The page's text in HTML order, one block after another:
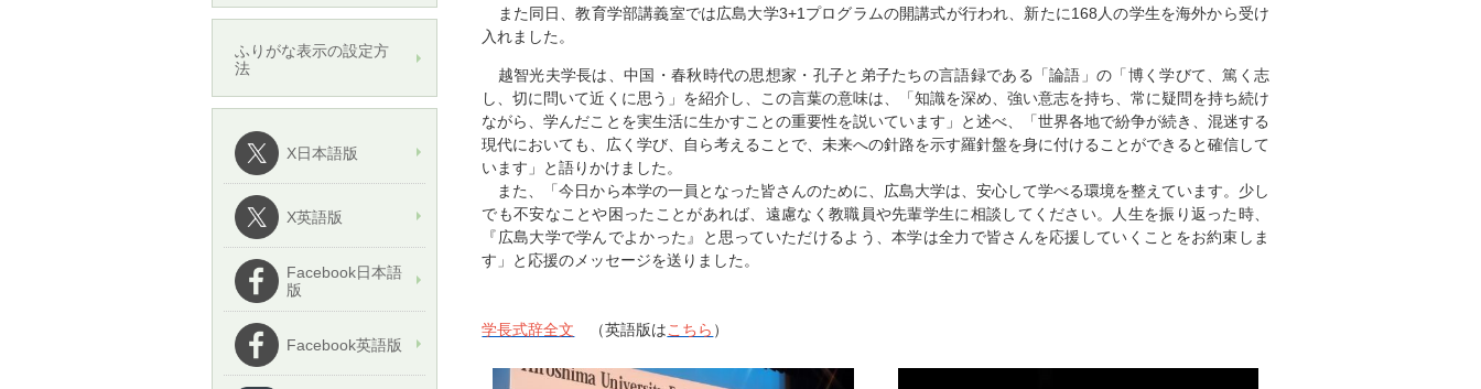
また同日、教育学部講義室では広島大学3+1プログラムの開講式が行われ、新たに168人の学生を海外から受け
入れました。
越智光夫学長は、中国・春秋時代の思想家・孔子と弟子たちの言語録である「論語」の「博く学びて、篤く志
し、切に問いて近くに思う」を紹介し、この言葉の意味は、「知識を深め、強い意志を持ち、常に疑問を持ち続け
ながら、学んだことを実生活に生かすことの重要性を説いています」と述べ、「世界各地で紛争が続き、混迷する
現代においても、広く学び、自ら考えることで、未来への針路を示す羅針盤を身に付けることができると確信して
います」と語りかけました。
また、「今日から本学の一員となった皆さんのために、広島大学は、安心して学べる環境を整えています。少し
でも不安なことや困ったことがあれば、遠慮なく教職員や先輩学生に相談してください。人生を振り返った時、
『広島大学で学んでよかった』と思っていただけるよう、本学は全力で皆さんを応援していくことをお約束しま
す」と応援のメッセージを送りました。
学長式辞全文 （英語版はこちら ）
ふりがな表示の設定方
法
X日本語版
X英語版
Facebook日本語
版
Facebook英語版